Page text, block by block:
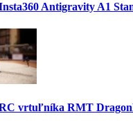
Antigravity A1
RC vrtuľníka RMT